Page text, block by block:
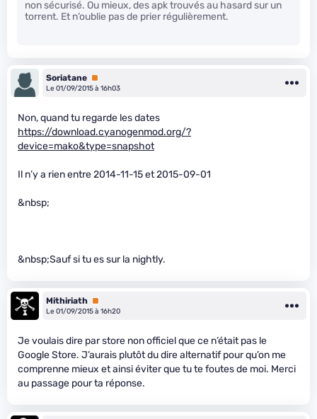
non sécurisé. Ou mieux, des apk trouvés au hasard sur un
torrent. Et n’oublie pas de prier régulièrement.
Soriatane Premium
Le 01/09/2015 à 16h03
Non, quand tu regarde les dates
https://download.cyanogenmod.org/?
device=mako&type=snapshot
Il n’y a rien entre 2014-11-15 et 2015-09-01
&nbsp;
&nbsp;Sauf si tu es sur la nightly.
Mithiriath Premium
Le 01/09/2015 à 16h20
Je voulais dire par store non officiel que ce n’était pas le
Google Store. J’aurais plutôt du dire alternatif pour qu’on me
comprenne mieux et ainsi éviter que tu te foutes de moi. Merci
au passage pour ta réponse.